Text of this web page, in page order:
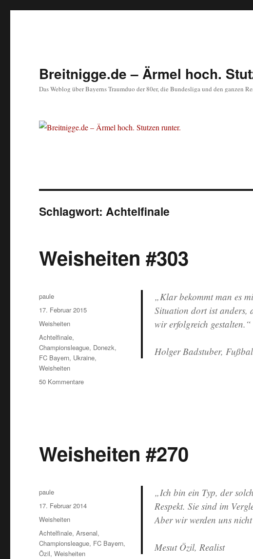
Breitnigge.de – Ärmel hoch.
Das Weblog über Bayerns Traumduo der 80er, die Bundesliga und den ganzen
Schlagwort:Achtelfinale
Weisheiten #303
„Klar bekommt man es
Situation dort ist anders,
wir erfolgreich gestalten.“
Holger Badstuber,
Autor
paule
Veröffentlicht
am
17. Februar 2015
Kategorien
Weisheiten
Schlagwörter
Achtelfinale,
Championsleague, Donezk,
FC Bayern, Ukraine,
Weisheiten
50 Kommentarezu
Weisheiten #270
„Ich bin ein Typ, der
Respekt. Sie sind im
Aber wir werden uns
Mesut Özil, Realist
Autor
paule
Veröffentlicht
am
17. Februar 2014
Kategorien
Weisheiten
Schlagwörter
Achtelfinale,Arsenal,
Championsleague, FC Bayern,
Özil,Weisheiten